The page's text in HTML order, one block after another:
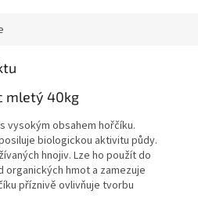
mletý 40kg
vysokým obsahem hořčíku.
biologickou aktivitu půdy.
hnojiv. Lze ho použít do
hmot a zamezuje
příznivě ovlivňuje tvorbu